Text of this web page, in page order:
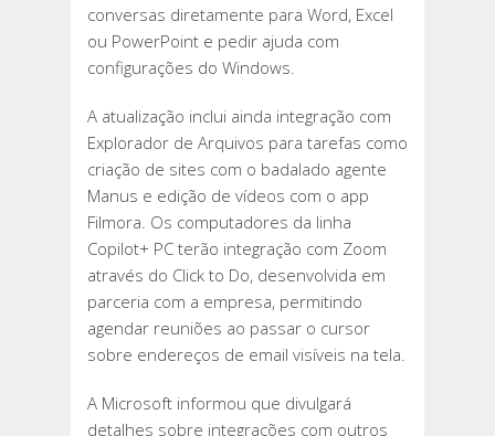
conversas diretamente para Word, Excel
ou PowerPoint e pedir ajuda com
configurações do Windows.
A atualização inclui ainda integração com
Explorador de Arquivos para tarefas como
criação de sites com o badalado agente
Manus e edição de vídeos com o app
Filmora. Os computadores da linha
Copilot+ PC terão integração com Zoom
através do Click to Do, desenvolvida em
parceria com a empresa, permitindo
agendar reuniões ao passar o cursor
sobre endereços de email visíveis na tela.
A Microsoft informou que divulgará
detalhes sobre integrações com outros